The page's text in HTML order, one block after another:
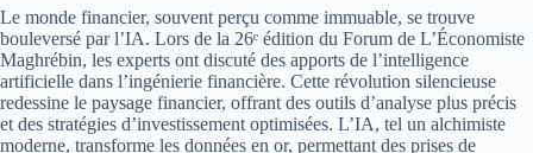
Le monde financier, souvent perçu comme immuable, se trouve
bouleversé par l’IA. Lors de la 26ᵉ édition du Forum de L’Économiste
Maghrébin, les experts ont discuté des apports de l’intelligence
artificielle dans l’ingénierie financière. Cette révolution silencieuse
redessine le paysage financier, offrant des outils d’analyse plus précis
et des stratégies d’investissement optimisées. L’IA, tel un alchimiste
moderne, transforme les données en or, permettant des prises de